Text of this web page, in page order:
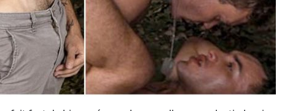
- Photos :Friendly Fire 14/ ActiveDuty